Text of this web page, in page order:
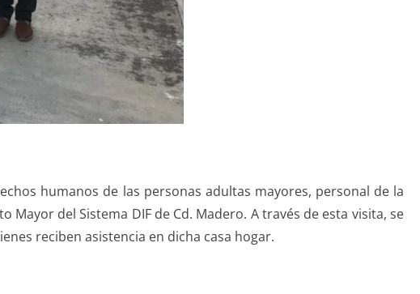
humanos de las personas adultas mayores, personal de la
del Sistema DIF de Cd. Madero. A través de esta visita, se
reciben asistencia en dicha casa hogar.